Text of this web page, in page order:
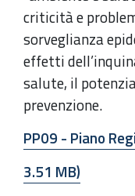
criticità e
sorveglianza
effetti
salute, il
prevenzione.
PP09 - Piano
3.51 MB)